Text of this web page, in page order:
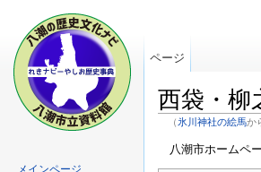
西袋・柳
（ 氷川神社の絵馬か
八潮市ホームペ
ページ
メインページ